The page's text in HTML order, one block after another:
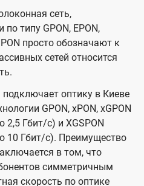
сеть,
по типу GPON, EPON,
просто обозначают к
сетей относится
подключает оптику в Киеве
GPON, xPON, xGPON
2,5 Гбит/с) и XGSPON
10 Гбит/с). Преимущество
в том, что
симметричным
скорость по оптике